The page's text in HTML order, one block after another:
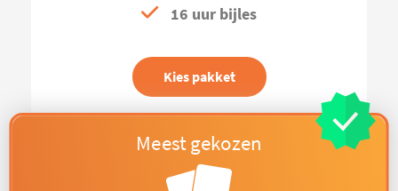
16 uur bijles
Kies pakket